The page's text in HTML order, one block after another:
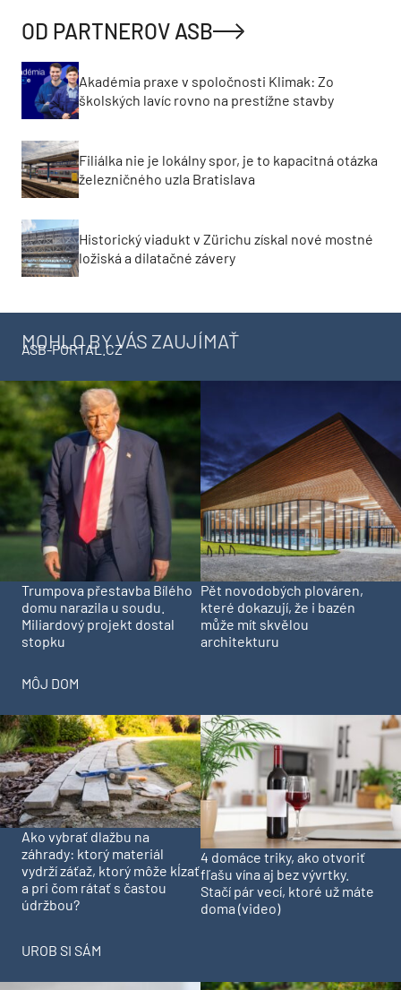
OD PARTNEROV ASB
Akadémia praxe v spoločnosti Klimak: Zo
školských lavíc rovno na prestížne stavby
Filiálka nie je lokálny spor, je to kapacitná otázka
železničného uzla Bratislava
Historický viadukt v Zürichu získal nové mostné
ložiská a dilatačné závery
MOHLO BY VÁS ZAUJÍMAŤ
ASB-PORTAL.CZ
Trumpova přestavba Bílého
domu narazila u soudu.
Miliardový projekt dostal
stopku
Pět novodobých plováren,
které dokazují, že i bazén
může mít skvělou
architekturu
MÔJ DOM
Ako vybrať dlažbu na
záhrady: ktorý materiál
vydrží záťaž, ktorý môže kĺzať
a pri čom rátať s častou
údržbou?
4 domáce triky, ako otvoriť
fľašu vína aj bez vývrtky.
Stačí pár vecí, ktoré už máte
doma (video)
UROB SI SÁM